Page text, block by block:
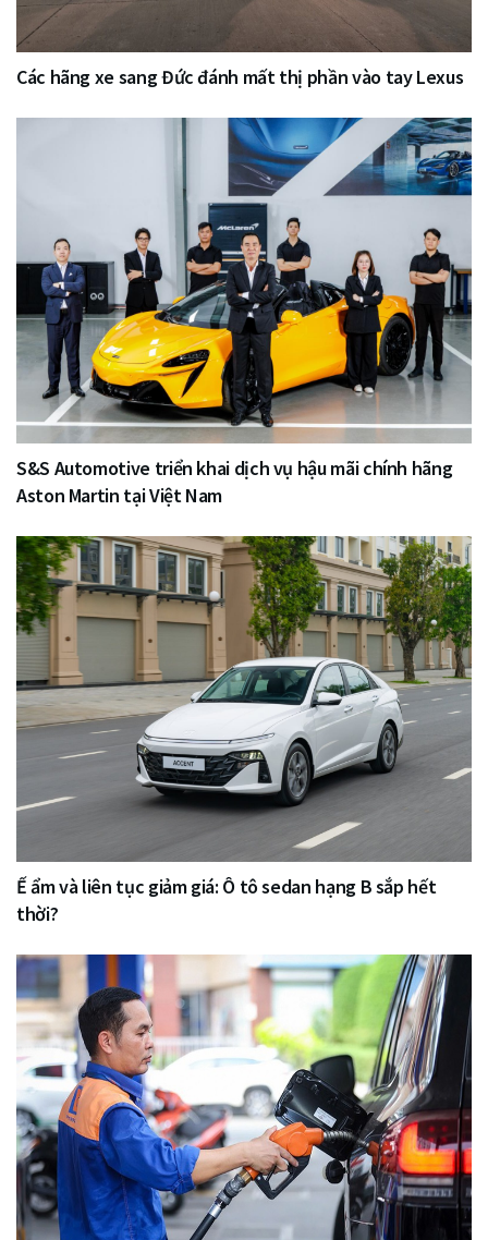
Các hãng xe sang Đức đánh mất thị phần vào tay Lexus
S&S Automotive triển khai dịch vụ hậu mãi chính hãng
Aston Martin tại Việt Nam
Ế ẩm và liên tục giảm giá: Ô tô sedan hạng B sắp hết
thời?